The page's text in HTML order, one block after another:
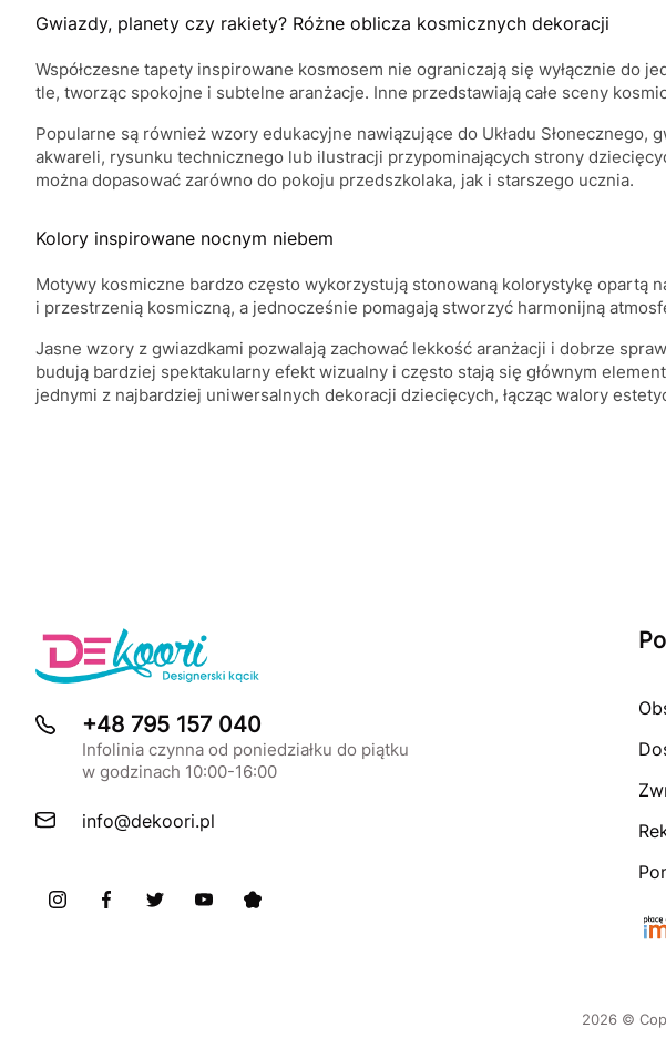
Gwiazdy, planety czy rakiety? Różne oblicza kosmicznych dekoracji
Współczesne tapety inspirowane kosmosem nie ograniczają się wyłącznie
tle, tworząc spokojne i subtelne aranżacje. Inne przedstawiają całe sceny
Popularne są również wzory edukacyjne nawiązujące do Układu
akwareli, rysunku technicznego lub ilustracji przypominających strony
można dopasować zarówno do pokoju przedszkolaka, jak i starszego ucznia.
Kolory inspirowane nocnym niebem
Motywy kosmiczne bardzo często wykorzystują stonowaną kolorystykę opartą
i przestrzenią kosmiczną, a jednocześnie pomagają stworzyć harmonijną
Jasne wzory z gwiazdkami pozwalają zachować lekkość aranżacji i dobrze
budują bardziej spektakularny efekt wizualny i często stają się głównym
jednymi z najbardziej uniwersalnych dekoracji dziecięcych, łącząc walory
+48 795 157 040
Infolinia czynna od poniedziałku do piątku
w godzinach 10:00-16:00
info@dekoori.pl
2026 ©